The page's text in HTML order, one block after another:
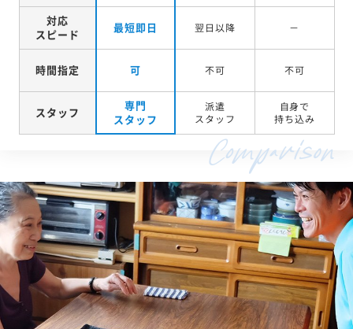
対応
スピード
最短即日 翌日以降 －
時間指定 可 不可 不可
スタッフ
専門
スタッフ
派遣
スタッフ
自身で
持ち込み